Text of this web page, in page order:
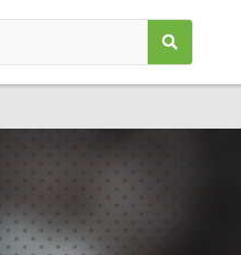
Клуб Романтики
Игры Симуляторы
5.0 1.0.55800